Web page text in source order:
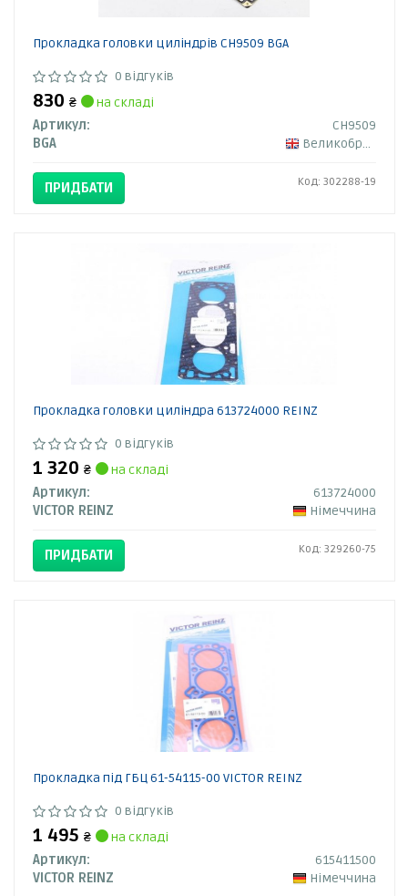
Прокладка головки циліндрів CH9509 BGA
0 відгуків
830 ₴
на складі
Артикул:
CH9509
BGA
Великобританія
ПРИДБАТИ Код: 302288-19
Прокладка головки циліндра 613724000 REINZ
0 відгуків
1 320 ₴
на складі
Артикул:
613724000
VICTOR REINZ
Німеччина
ПРИДБАТИ Код: 329260-75
Прокладка під ГБЦ 61-54115-00 VICTOR REINZ
0 відгуків
1 495 ₴
на складі
Артикул:
615411500
VICTOR REINZ
Німеччина